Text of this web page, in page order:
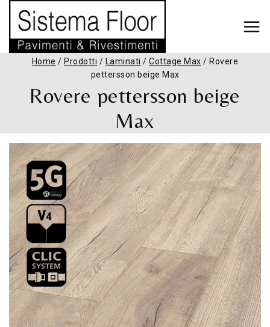
Home / Prodotti / Laminati / Cottage Max / Rovere
pettersson beige Max
Rovere pettersson beige
Max